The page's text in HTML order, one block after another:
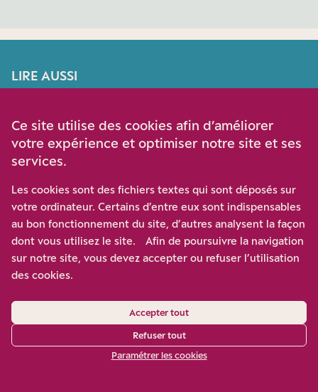
LIRE AUSSI
Défendre la science
en invoquant sa
neutralité : pas si
simple !
Ce site utilise des cookies afin d’améliorer
votre expérience et optimiser notre site et ses
services.
Les cookies sont des fichiers textes qui sont déposés sur
votre ordinateur. Certains d’entre eux sont indispensables
au bon fonctionnement du site, d’autres analysent la façon
dont vous utilisez le site. Afin de poursuivre la navigation
sur notre site, vous devez accepter ou refuser l’utilisation
des cookies.
Accepter tout
Refuser tout
Paramétrer les cookies